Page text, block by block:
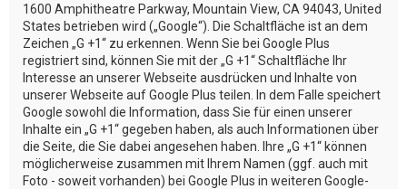
1600 Amphitheatre Parkway, Mountain View, CA 94043, United
States betrieben wird („Google“). Die Schaltfläche ist an dem
Zeichen „G +1“ zu erkennen. Wenn Sie bei Google Plus
registriert sind, können Sie mit der „G +1“ Schaltfläche Ihr
Interesse an unserer Webseite ausdrücken und Inhalte von
unserer Webseite auf Google Plus teilen. In dem Falle speichert
Google sowohl die Information, dass Sie für einen unserer
Inhalte ein „G +1“ gegeben haben, als auch Informationen über
die Seite, die Sie dabei angesehen haben. Ihre „G +1“ können
möglicherweise zusammen mit Ihrem Namen (ggf. auch mit
Foto - soweit vorhanden) bei Google Plus in weiteren Google-